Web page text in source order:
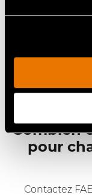
solide, fiable et
compactes et
Combien
pour
Contactez